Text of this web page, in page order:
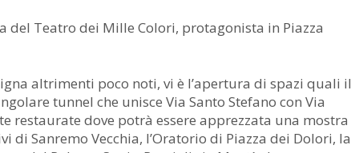
del Teatro dei Mille Colori, protagonista in Piazza
altrimenti poco noti, vi è l’apertura di spazi quali il
tunnel che unisce Via Santo Stefano con Via
restaurate dove potrà essere apprezzata una mostra
Sanremo Vecchia, l’Oratorio di Piazza dei Dolori, la